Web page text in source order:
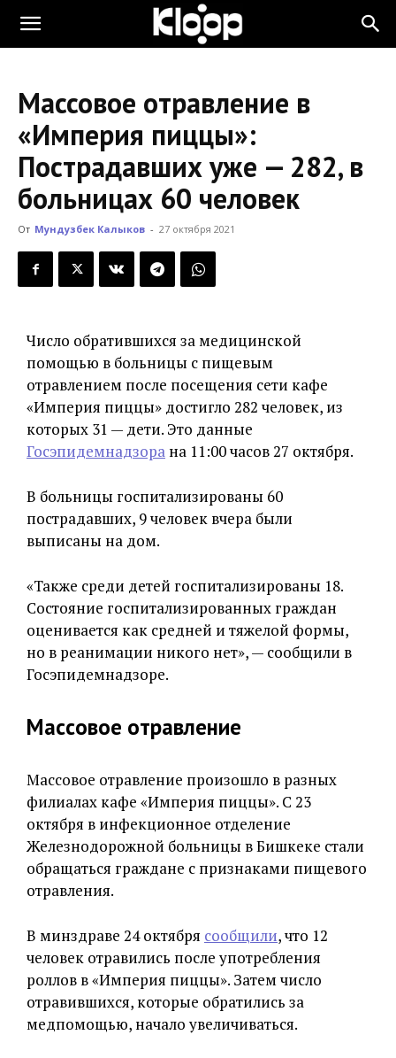
KLOOP.KG
Новости
Кыргызстана
Массовое отравление в
«Империя пиццы»:
Пострадавших уже — 282, в
больницах 60 человек
От Мундузбек Калыков - 27 октября 2021
Число обратившихся за медицинской
помощью в больницы с пищевым
отравлением после посещения сети кафе
«Империя пиццы» достигло 282 человек, из
которых 31 — дети. Это данные
Госэпидемнадзора на 11:00 часов 27 октября.
В больницы госпитализированы 60
пострадавших, 9 человек вчера были
выписаны на дом.
«Также среди детей госпитализированы 18.
Состояние госпитализированных граждан
оценивается как средней и тяжелой формы,
но в реанимации никого нет», — сообщили в
Госэпидемнадзоре.
Массовое отравление
Массовое отравление произошло в разных
филиалах кафе «Империя пиццы». С 23
октября в инфекционное отделение
Железнодорожной больницы в Бишкеке стали
обращаться граждане с признаками пищевого
отравления.
В минздраве 24 октября сообщили, что 12
человек отравились после употребления
роллов в «Империя пиццы». Затем число
отравившихся, которые обратились за
медпомощью, начало увеличиваться.